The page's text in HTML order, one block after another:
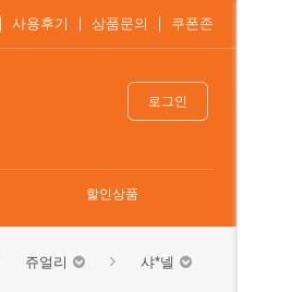
사용후기 상품문의 쿠폰존
로그인
할인상품
쥬얼리 샤*넬